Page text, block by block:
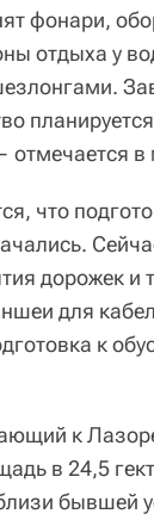
фонари,
отдыха у
отмечается в
что
дорожек и
для
к
к
в 24,5
бывшей